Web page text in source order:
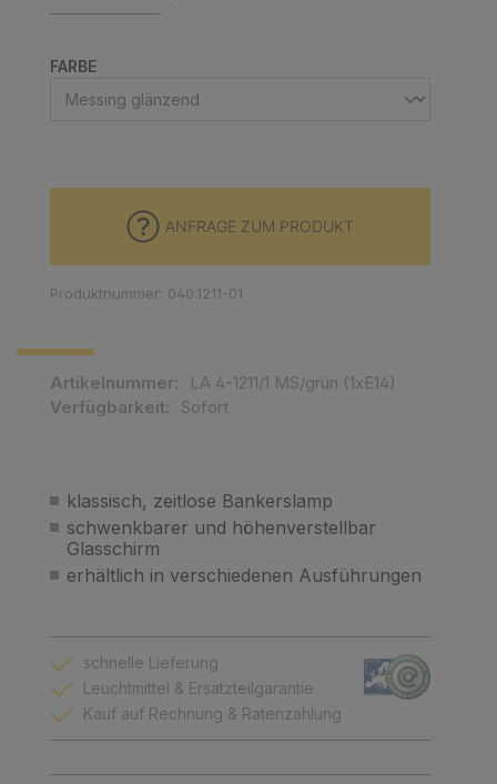
FARBEAUSWÄHLEN
klassisch, zeitlose Bankerslamp
schwenkbarer und höhenverstellbar
Glasschirm
erhältlich in verschiedenen Ausführungen
Artikelnummer:
LA 4-1211/1 MS/grün (1xE14)
Verfügbarkeit:
Sofort
ANFRAGE ZUM PRODUKT
Produktnummer: 040.1211-01
schnelle Lieferung
Leuchtmittel & Ersatzteilgarantie
Kauf auf Rechnung & Ratenzahlung